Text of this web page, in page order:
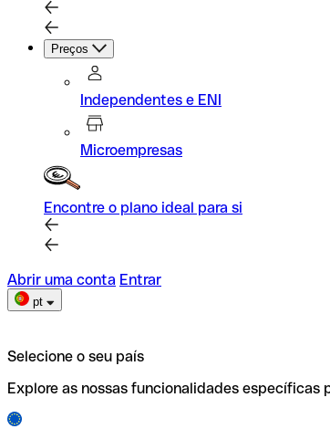
Preços
Independentes e ENI
Microempresas
Encontre o plano ideal para si
Abrir uma conta Entrar
pt
Selecione o seu país
Explore as nossas funcionalidades específicas